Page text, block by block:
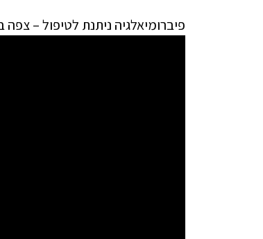
פיברומיאלגיה ניתנת לטיפול – צפה